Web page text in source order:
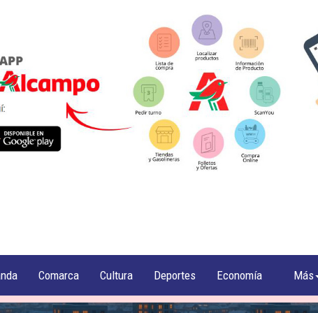
Comarca Cultura Deportes Economía Más